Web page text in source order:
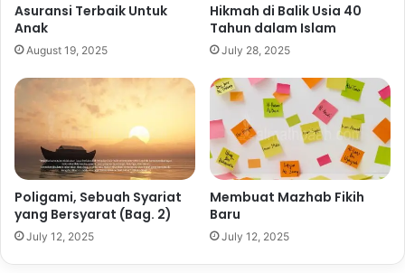
Asuransi Terbaik Untuk
Anak
August 19, 2025
Hikmah di Balik Usia 40
Tahun dalam Islam
July 28, 2025
Poligami, Sebuah Syariat
yang Bersyarat (Bag. 2)
July 12, 2025
Membuat Mazhab Fikih
Baru
July 12, 2025